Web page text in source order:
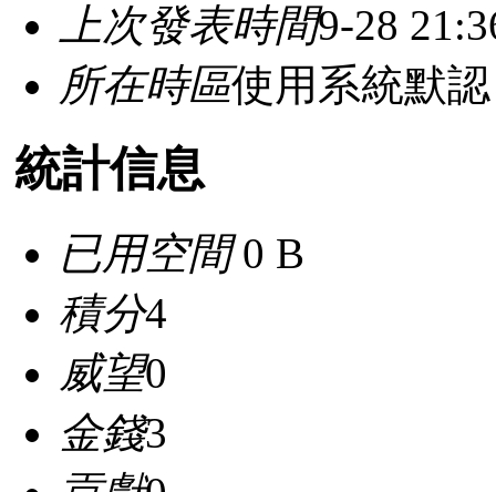
上次發表時間9-28
所在時區使用系統默認
統計信息
已用空間0 B
積分4
威望0
金錢3